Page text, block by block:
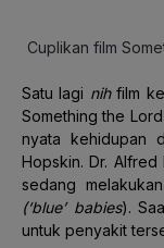
Cuplikan film
Satu lagi nihfilm
Something the
nyata kehidupan
Hopskin. Dr.
sedang
(‘blue’ babies).
untuk penyakit